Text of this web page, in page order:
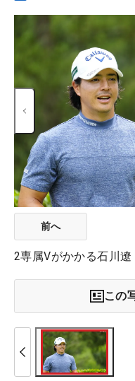
前へ
2専属Vがかかる石川遼
この